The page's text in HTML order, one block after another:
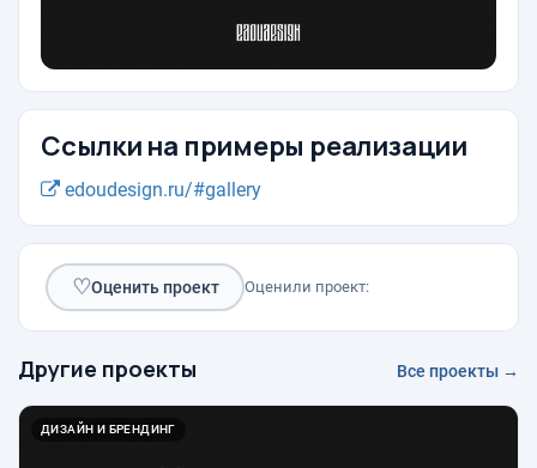
Ссылки на примеры реализации
edoudesign.ru/#gallery
♡Оценить проект Оценили проект:
Другие проекты Все проекты →
ДИЗАЙН И БРЕНДИНГ